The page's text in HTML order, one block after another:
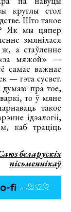
круглы стол
Што такое
Як мы цяпер
змянілася
а стаўленне
«за мяжой» —
самае важнае
— гэта сусвет.
думаю пра тое,
то ў мяне
такое
ідэалогіі,
каб траціць
беларускіх
пісьменнікаў